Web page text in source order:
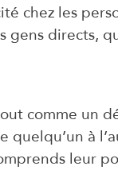
chez les
gens directs,
comme un
quelqu’un à
leur